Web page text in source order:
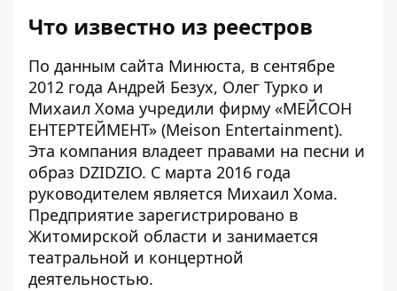
Что известно из реестров
По данным сайта Минюста, в сентябре
2012 года Андрей Безух, Олег Турко и
Михаил Хома учредили фирму «МЕЙСОН
ЕНТЕРТЕЙМЕНТ» (Meison Entertainment).
Эта компания владеет правами на песни и
образ DZIDZIO. С марта 2016 года
руководителем является Михаил Хома.
Предприятие зарегистрировано в
Житомирской области и занимается
театральной и концертной
деятельностью.